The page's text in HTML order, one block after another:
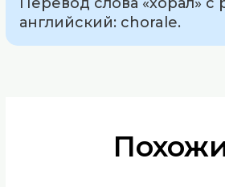
английский: chorale.